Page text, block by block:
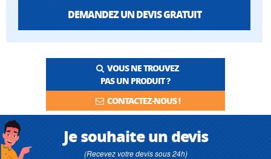
DEMANDEZ UN DEVIS GRATUIT
VOUS NE TROUVEZ
PAS UN PRODUIT ?
CONTACTEZ-NOUS !
Je souhaite un devis
(Recevez votre devis sous 24h)